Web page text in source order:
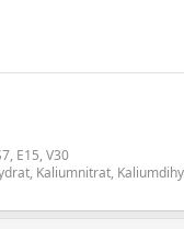
E15, V30
Kaliumnitrat,